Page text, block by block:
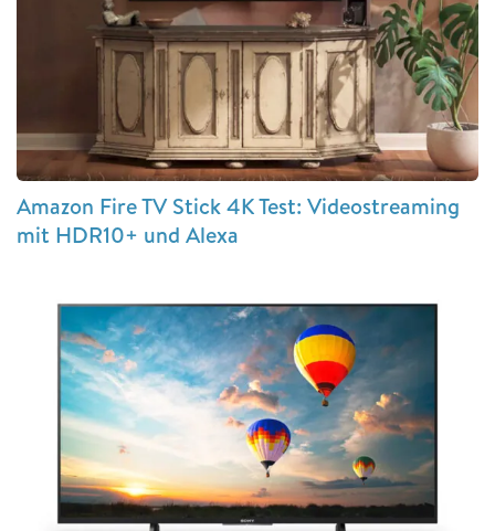
Amazon Fire TV Stick 4K Test: Videostreaming
mit HDR10+ und Alexa